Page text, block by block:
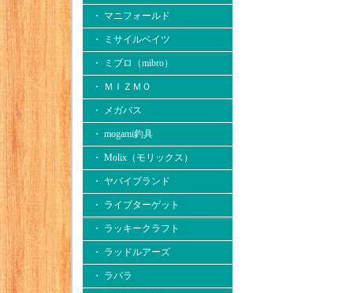
・ マニフォールド
・ ミサイルベイツ
・ ミブロ（mibro）
・ ＭＩＺＭＯ
・ メガバス
・ mogami釣具
・ Molix（モリックス）
・ ヤバイブランド
・ ライブターゲット
・ ラッキークラフト
・ ラッドルアーズ
・ ラパラ